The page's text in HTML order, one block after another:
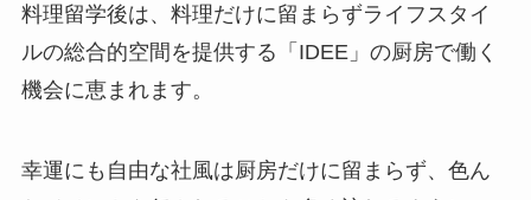
料理留学後は、料理だけに留まらずライフスタイ
ルの総合的空間を提供する「IDEE」の厨房で働く
機会に恵まれます。
幸運にも自由な社風は厨房だけに留まらず、色ん